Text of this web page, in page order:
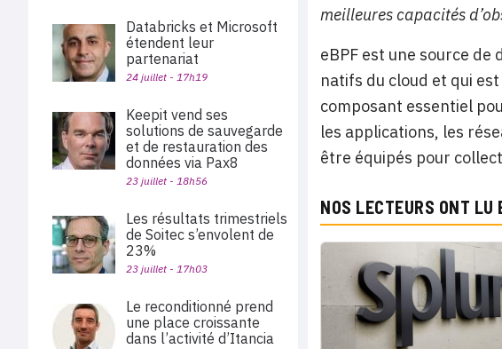
meilleures capacités
eBPF est une source de
natifs du cloud et qui
composant essentiel
les applications, les
être équipés pour
NOS LECTEURS ONT LU
Databricks et Microsoft
étendent leur
partenariat
24 juillet - 17h19
Keepit vend ses
solutions de sauvegarde
et de restauration des
données via Pax8
23 juillet - 18h56
Les résultats trimestriels
de Soitec s’envolent de
23%
23 juillet - 17h03
Le reconditionné prend
une place croissante
dans l’activité d’Itancia